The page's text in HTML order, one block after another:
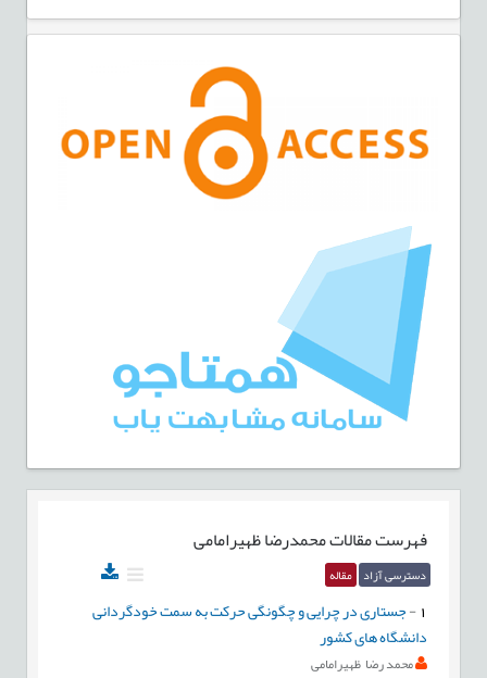
فهرست مقالاتمحمدرضا ظهیرامامی
دسترسی آزاد مقاله
-جستاری در چرایی و چگونگی حرکت به سمت خودگردانی
دانشگاه های کشور
محمد رضا ظهیرامامی